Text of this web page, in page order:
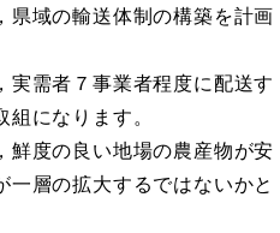
県域の輸送体制の構築を計画
需者７事業者程度に配送す
になります。
度の良い地場の農産物が安
層の拡大するではないかと